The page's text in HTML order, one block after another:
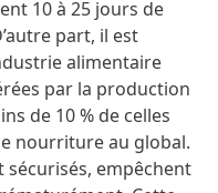
10 à 25 jours de
part, il est
alimentaire
par la production
de 10 % de celles
nourriture au global.
sécurisés, empêchent